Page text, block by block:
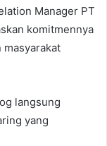
Manager PT
komitmennya
langsung
yang